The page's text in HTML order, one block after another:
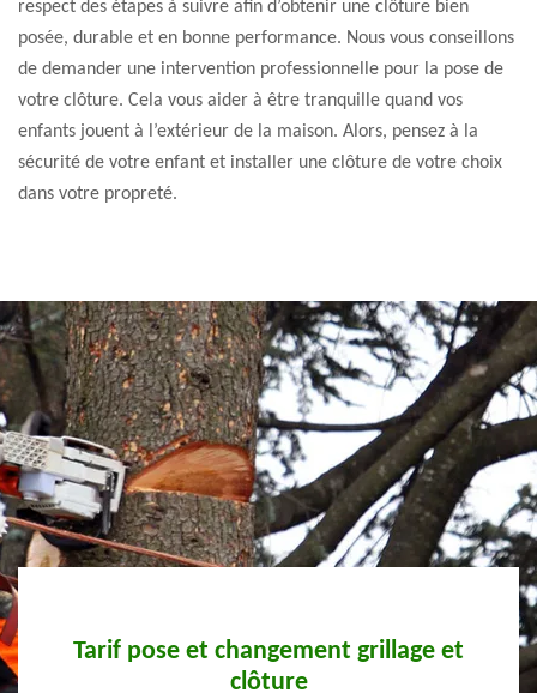
respect des étapes à suivre afin d’obtenir une clôture bien
posée, durable et en bonne performance. Nous vous conseillons
de demander une intervention professionnelle pour la pose de
votre clôture. Cela vous aider à être tranquille quand vos
enfants jouent à l’extérieur de la maison. Alors, pensez à la
sécurité de votre enfant et installer une clôture de votre choix
dans votre propreté.
Tarif pose et changement grillage et
clôture